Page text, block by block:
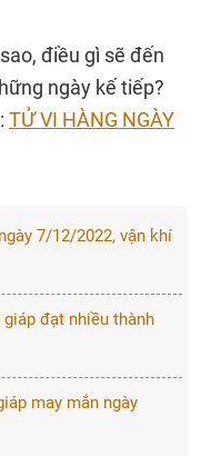
điều gì sẽ đến
ngày kế tiếp?
TỬ VI HÀNG NGÀY
7/12/2022, vận khí
đạt nhiều thành
may mắn ngày